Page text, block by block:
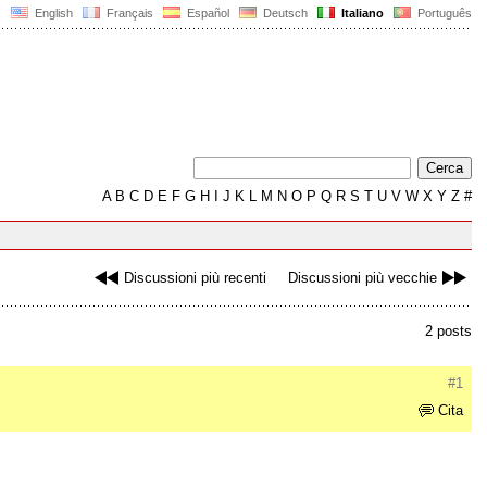
English Français Español Deutsch Italiano Português
AB C D E F G H J K L M N O P Q R S T U V W X Y Z #
Discussioni più recenti Discussioni più vecchie
2 posts
#1
Cita